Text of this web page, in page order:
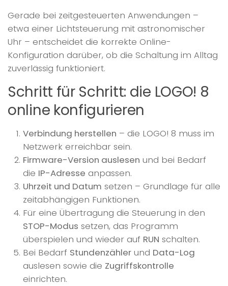
Gerade bei zeitgesteuerten Anwendungen –
etwa einer Lichtsteuerung mit astronomischer
Uhr – entscheidet die korrekte Online-
Konfiguration darüber, ob die Schaltung im Alltag
zuverlässig funktioniert.
Schritt für Schritt: die LOGO! 8
online konfigurieren
Verbindung herstellen – die LOGO! 8 muss im
Netzwerk erreichbar sein.
Firmware-Version auslesen und bei Bedarf
die IP-Adresse anpassen.
Uhrzeit und Datum setzen – Grundlage für alle
zeitabhängigen Funktionen.
Für eine Übertragung die Steuerung in den
STOP-Modus setzen, das Programm
überspielen und wieder auf RUN schalten.
Bei Bedarf Stundenzähler und Data-Log
auslesen sowie die Zugriffskontrolle
einrichten.